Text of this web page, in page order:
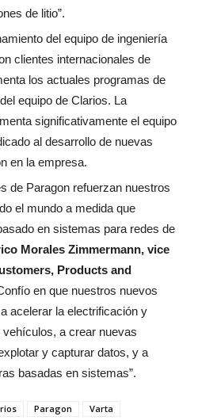
de litio”.
del equipo de ingeniería
clientes internacionales de
los actuales programas de
equipo de Clarios. La
significativamente el equipo
al desarrollo de nuevas
en la empresa.
de Paragon refuerzan nuestros
el mundo a medida que
en sistemas para redes de
Morales Zimmermann, vice
Products and
en que nuestros nuevos
acelerar la electrificación y
a crear nuevas
y capturar datos, y a
basadas en sistemas”.
Paragon Varta